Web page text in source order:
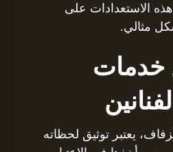
الاستعدادات على
مثالي.
خدمات
يعتبر توثيق لحظاته